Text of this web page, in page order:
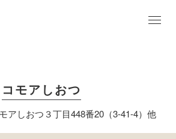
コモアしおつ
アしおつ３丁目448番20（3-41-4）他